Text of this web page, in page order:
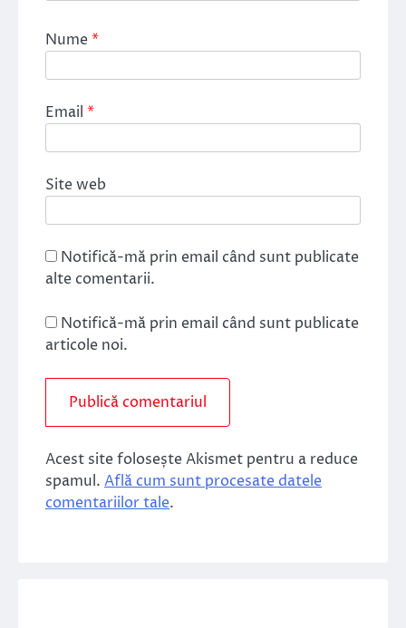
Nume*
Email *
Site web
Notifică-mă prin email când sunt publicate
alte comentarii.
Notifică-mă prin email când sunt publicate
articole noi.
Acest site folosește Akismet pentru a reduce
spamul. Află cum sunt procesate datele
comentariilor tale.